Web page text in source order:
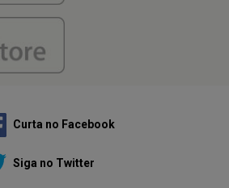
Curta no Facebook
Siga no Twitter